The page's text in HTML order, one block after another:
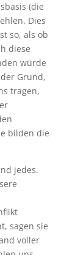
(die
Dies
so, als ob
diese
würde
Grund,
tragen,
bilden die
jedes.
sagen sie
voller